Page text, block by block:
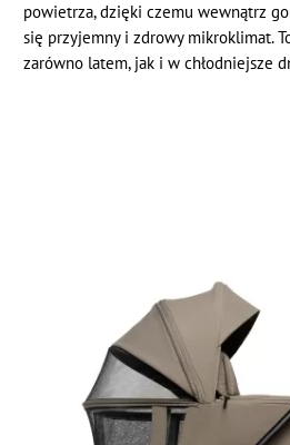
powietrza, dzięki czemu wewnątrz
się przyjemny i zdrowy mikroklimat.
zarówno latem, jak i w chłodniejsze